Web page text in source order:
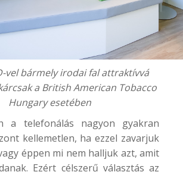
vel bármely irodai fal attraktívvá
a British American Tobacco
Hungaryesetében
a telefonálás nagyon gyakran
kellemetlen, ha ezzel zavarjuk
éppen mi nem halljuk azt, amit
Ezért célszerű választás az